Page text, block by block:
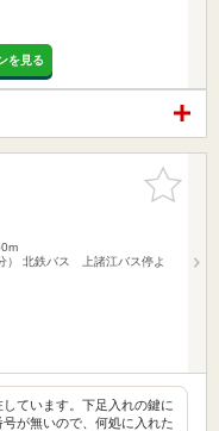
を見る
お気に入
りに追加
） 北鉄バス 上諸江バス停よ
ています。下足入れの鍵に
が無いので、何処に入れた